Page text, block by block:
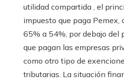
utilidad compartida , el
impuesto que paga Pemex,
65% a 54%, por debajo del
que pagan las empresas
como otro tipo de
tributarias. La situación